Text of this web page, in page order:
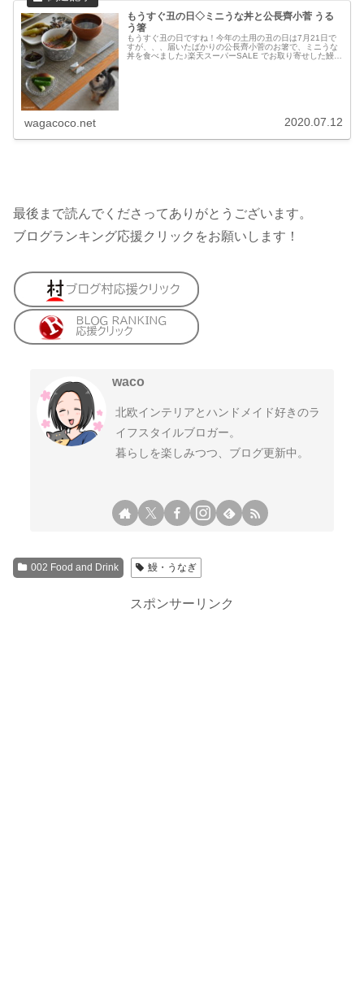
もうすぐ丑の日◇ミニうな丼と公長齊小菅 うる
う箸
もうすぐ丑の日ですね！今年の土用の丑の日は7月21日で
すが、、、届いたばかりの公長齊小菅のお箸で、ミニうな
丼を食べました♪楽天スーパーSALE でお取り寄せした鰻セ
wagacoco.net 2020.07.12
最後まで読んでくださってありがとうございます。
ブログランキング応援クリックをお願いします！
waco
北欧インテリアとハンドメイド好きのラ
イフスタイルブロガー。
暮らしを楽しみつつ、ブログ更新中。
002 Food and Drink 鰻・うなぎ
スポンサーリンク